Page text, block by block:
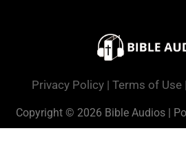
Privacy Policy| Terms of Use|
Copyright © 2026 Bible Audios |